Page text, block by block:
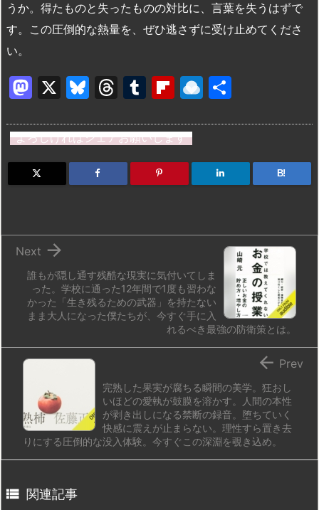
うか。得たものと失ったものの対比に、言葉を失うはずで
す。この圧倒的な熱量を、ぜひ逃さずに受け止めてくださ
い。
M
st
o
d
X
Bl
e
s
k
T
e
a
d
T
m
bl
r
Fl
b
o
ar
R
n
dr
o
よろしければシェアお願いします
B!
誰もが隠し通す残酷な現実に気付いてしま
った。学校に通った12年間で1度も習わな
かった「生き残るための武器」を持たない
まま大人になった僕たちが、今すぐ手に入
れるべき最強の防衛策とは。

Next
完熟した果実が腐ちる瞬間の美学。狂おし
いほどの愛執が鼓膜を溶かす。人間の本性
が剥き出しになる禁断の録音。堕ちていく
快感に震えが止まらない。理性すら置き去
りにする圧倒的な没入体験。今すぐこの深淵を覗き込め。
 Prev
 関連記事